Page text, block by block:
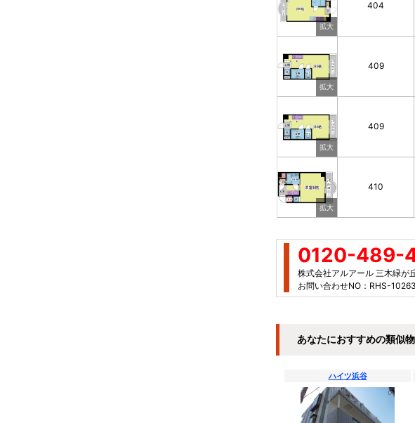
404
409
409
410
0120-489-
株式会社アルアール 三木緑が
お問い合わせNO：RHS-
あなたにおすすめの類似
ハイツ浜谷